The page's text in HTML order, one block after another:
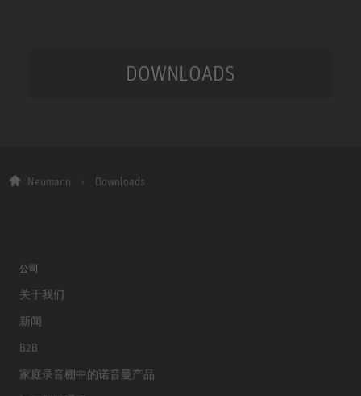
DOWNLOADS
Neumann Downloads
公司
关于我们
新闻
B2B
家庭录音棚中的诺音曼产品